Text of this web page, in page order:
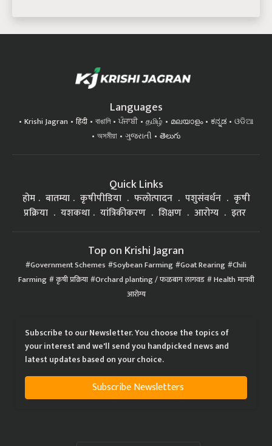
Languages
Krishi Jagran हिंदी বাঙালি ਪੰਜਾਬੀ தமிழ் മലയാളം ಕನ್ನಡ
ଓଡିଆ
অসমীয়া
ગુજરાતી తెలుగు
Quick Links
होम बातम्या कृषीपीडिया फलोत्पादन पशुसंवर्धन
कृषी
प्रक्रिया
यशकथा यांत्रिकीकरण शिक्षण आरोग्य इतर
Top on Krishi Jagran
Government Schemes Soybean Farming Goat Rearing Chili
Farming कृषी प्रक्रिया Orchard planting / फळबाग लागवड Health मानवी
आरोग्य
Subscribe to our Newsletter. You choose the topics of
your interest and we'll send you handpicked news and
latest updates based on your choice.
Subscribe Newsletters